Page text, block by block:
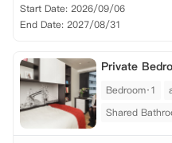
Start Date: 2026/09/06
End Date: 2027/08/31
Private
Bedroom·1
Shared